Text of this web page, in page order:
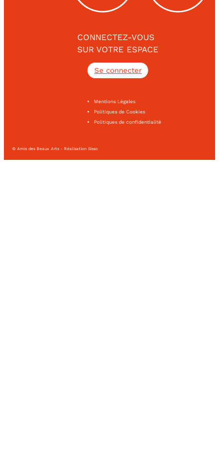
CONNECTEZ-VOUS
SUR VOTRE ESPACE
Se connecter
Mentions Légales
Politiques de Cookies
Politiques de confidentialité
© Amis des Beaux Arts - Réalisation Sisso